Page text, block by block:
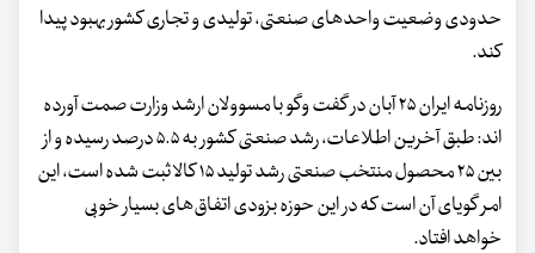
حدودی وضعیت واحدهای صنعتی، تولیدی و تجاری کشور بهبود پیدا
کند.
روزنامه ایران ۲۵ آبان در گفت وگو با مسوولان ارشد وزارت صمت آورده
اند: طبق آخرین اطلاعات، رشد صنعتی کشور به ۵.۵ درصد رسیده و از
بین ۲۵ محصول منتخب صنعتی رشد تولید ۱۵ کالا ثبت شده است، این
امر گویای آن است که در این حوزه بزودی اتفاق‌های بسیار خوبی
خواهد افتاد.